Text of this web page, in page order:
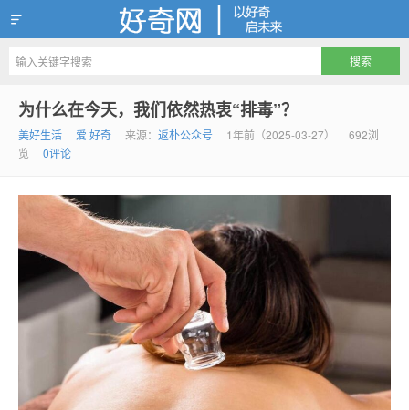
好奇网
为什么在今天，我们依然热衷“排毒”？
美好生活 爱 好奇 来源： 返朴公众号 1年前（2025-03-27）
692浏
览
0评论